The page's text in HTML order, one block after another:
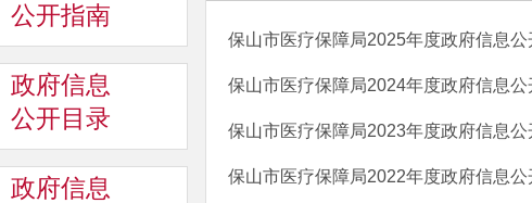
公开指南
政府信息
公开目录
政府信息
保山市医疗保障局2025年度政府信息
保山市医疗保障局2024年度政府信息
保山市医疗保障局2023年度政府信息
保山市医疗保障局2022年度政府信息